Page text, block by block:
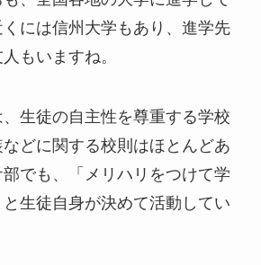
には信州大学もあり、進学先
もいますね。
生徒の自主性を尊重する学校
どに関する校則はほとんどあ
でも、「メリハリをつけて学
生徒自身が決めて活動してい